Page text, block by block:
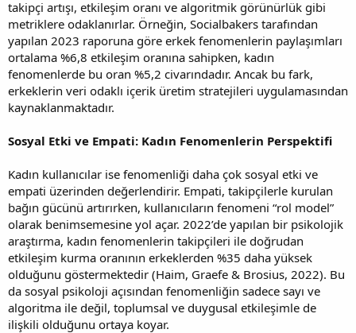
takipçi artışı, etkileşim oranı ve algoritmik görünürlük gibi
metriklere odaklanırlar. Örneğin, Socialbakers tarafından
yapılan 2023 raporuna göre erkek fenomenlerin paylaşımları
ortalama %6,8 etkileşim oranına sahipken, kadın
fenomenlerde bu oran %5,2 civarındadır. Ancak bu fark,
erkeklerin veri odaklı içerik üretim stratejileri uygulamasından
kaynaklanmaktadır.
Sosyal Etki ve Empati: Kadın Fenomenlerin Perspektifi
Kadın kullanıcılar ise fenomenliği daha çok sosyal etki ve
empati üzerinden değerlendirir. Empati, takipçilerle kurulan
bağın gücünü artırırken, kullanıcıların fenomeni “rol model”
olarak benimsemesine yol açar. 2022’de yapılan bir psikolojik
araştırma, kadın fenomenlerin takipçileri ile doğrudan
etkileşim kurma oranının erkeklerden %35 daha yüksek
olduğunu göstermektedir (Haim, Graefe & Brosius, 2022). Bu
da sosyal psikoloji açısından fenomenliğin sadece sayı ve
algoritma ile değil, toplumsal ve duygusal etkileşimle de
ilişkili olduğunu ortaya koyar.